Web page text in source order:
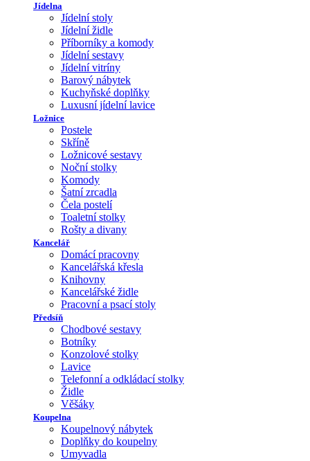
Jídelna
Jídelní stoly
Jídelní židle
Příborníky a komody
Jídelní sestavy
Jídelní vitríny
Barový nábytek
Kuchyňské doplňky
Luxusní jídelní lavice
Ložnice
Postele
Skříně
Ložnicové sestavy
Noční stolky
Komody
Šatní zrcadla
Čela postelí
Toaletní stolky
Rošty a divany
Kancelář
Domácí pracovny
Kancelářská křesla
Knihovny
Kancelářské židle
Pracovní a psací stoly
Předsíň
Chodbové sestavy
Botníky
Konzolové stolky
Lavice
Telefonní a odkládací stolky
Židle
Věšáky
Koupelna
Koupelnový nábytek
Doplňky do koupelny
Umyvadla